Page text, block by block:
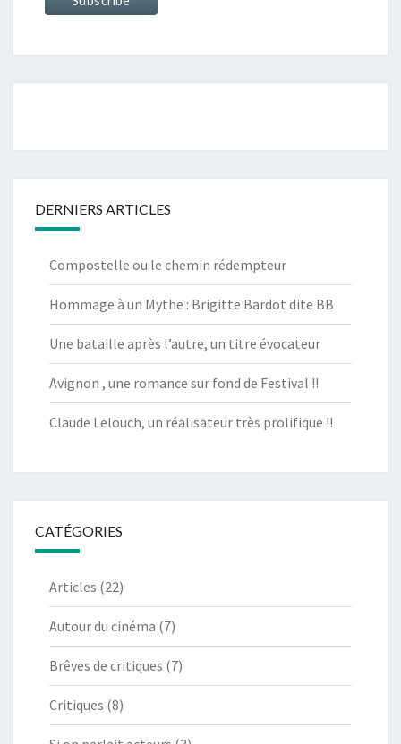
DERNIERS ARTICLES
Compostelle ou le chemin rédempteur
Hommage à un Mythe : Brigitte Bardot dite BB
Une bataille après l’autre, un titre évocateur
Avignon , une romance sur fond de Festival !!
Claude Lelouch, un réalisateur très prolifique !!
CATÉGORIES
Articles (22)
Autour du cinéma (7)
Brêves de critiques (7)
Critiques (8)